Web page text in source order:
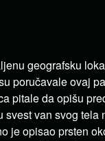
geografsku
poručavale ovaj
pitale da opišu
van svog tela
je opisao prsten